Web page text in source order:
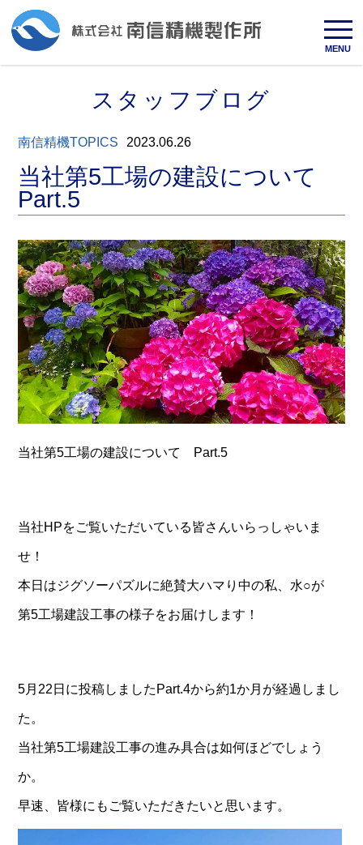
MENU
スタッフブログ
南信精機TOPICS 2023.06.26
当社第5工場の建設について
Part.5
当社第5工場の建設について Part.5
当社HPをご覧いただいている皆さんいらっしゃいま
せ！
本日はジグソーパズルに絶賛大ハマり中の私、水○が
第5工場建設工事の様子をお届けします！
5月22日に投稿しましたPart.4から約1か月が経過しまし
た。
当社第5工場建設工事の進み具合は如何ほどでしょう
か。
早速、皆様にもご覧いただきたいと思います。